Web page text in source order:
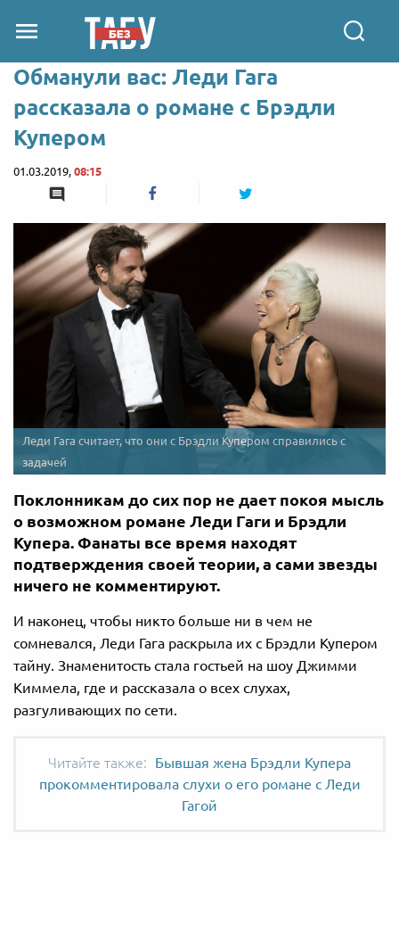
Обманули вас: Леди Гага
рассказала о романе с Брэдли
Купером
01.03.2019, 08:15
Леди Гага считает, что они с Брэдли Купером справились с
задачей
Поклонникам до сих пор не дает покоя мысль
о возможном романе Леди Гаги и Брэдли
Купера. Фанаты все время находят
подтверждения своей теории, а сами звезды
ничего не комментируют.
И наконец, чтобы никто больше ни в чем не
сомневался, Леди Гага раскрыла их с Брэдли Купером
тайну. Знаменитость стала гостьей на шоу Джимми
Киммела, где и рассказала о всех слухах,
разгуливающих по сети.
Бывшая жена Брэдли Купера
прокомментировала слухи о его романе с Леди
Гагой